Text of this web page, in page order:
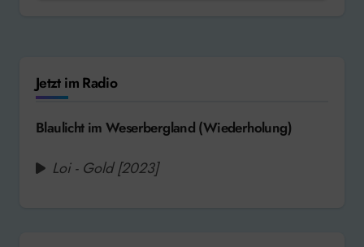
Jetzt im Radio
Blaulicht im Weserbergland (Wiederholung)
Loi - Gold [2023]